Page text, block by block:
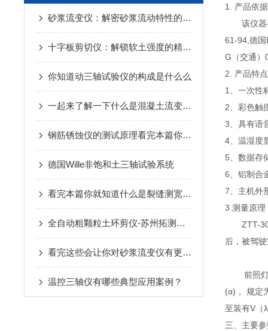
砂浆流变仪：解密砂浆流动特性的科技钥匙
十字板剪切仪：解锁软土强度的精准密钥
你知道动三轴试验仪的构成是什么么
一起来了解一下什么是混凝土流变仪吧
钢筋锈蚀仪的测试原理看完本篇你就知道了
德国Wille非饱和土三轴试验系统
看完本篇你就知道什么是裂缝测宽仪了
全自动粗颗粒土环剪仪-苏州拓测仪器设备有限公司
看完这些会让你对砂浆流变仪有更多了解的
温控三轴仪有哪些典型应用案例？
1. 产品依
该仪
61-94,德
G（交通）
2. 产品特点
1、一次性
2、彩色触
3、具有语
4、温湿度
5、数据存
6、铝制合
7、主机外
3.测量原理
ZTT-
后，被驾
前照
(α)， 规定
至装有V（
三、主要